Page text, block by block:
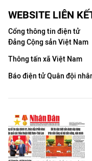
WEBSITE LIÊN
Cổng thông tin điện tử
Đảng Cộng sản Việt Nam
Thông tấn xã Việt Nam
Báo điện tử Quân đội